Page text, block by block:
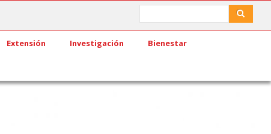
Extensión Investigación Bienestar